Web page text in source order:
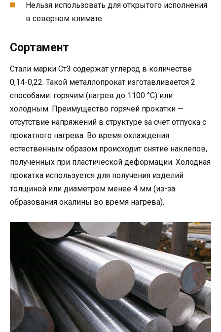
Нельзя использовать для открытого исполнения
в северном климате.
Сортамент
Стали марки Ст3 содержат углерод в количестве
0,14-0,22. Такой металлопрокат изготавливается 2
способами: горячим (нагрев до 1100 °С) или
холодным. Преимущество горячей прокатки —
отсутствие напряжений в структуре за счет отпуска с
прокатного нагрева. Во время охлаждения
естественным образом происходит снятие наклепов,
полученных при пластической деформации. Холодная
прокатка используется для получения изделий
толщиной или диаметром менее 4 мм (из-за
образования окалины во время нагрева).